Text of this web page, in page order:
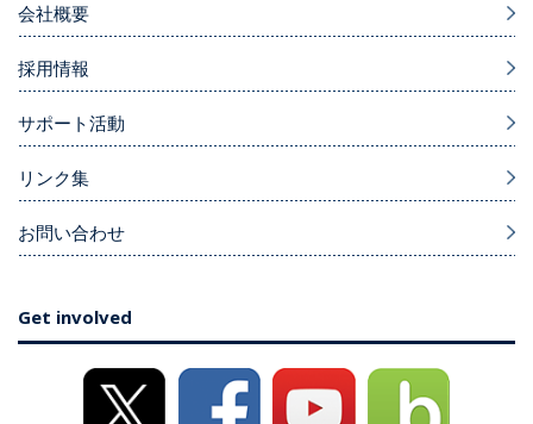
会社概要
採用情報
サポート活動
リンク集
お問い合わせ
Get involved